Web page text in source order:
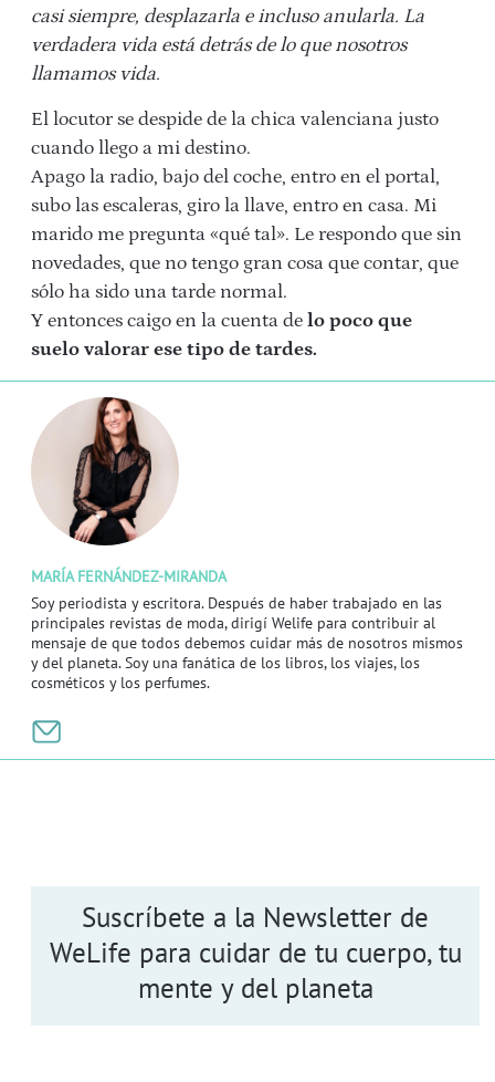
casi siempre, desplazarla e incluso anularla. La
verdadera vida está detrás de lo que nosotros
llamamos vida.
El locutor se despide de la chica valenciana justo
cuando llego a mi destino.
Apago la radio, bajo del coche, entro en el portal,
subo las escaleras, giro la llave, entro en casa. Mi
marido me pregunta «qué tal». Le respondo que sin
novedades, que no tengo gran cosa que contar, que
sólo ha sido una tarde normal.
Y entonces caigo en la cuenta de lo poco que
suelo valorar ese tipo de tardes.
MARÍA FERNÁNDEZ-MIRANDA
Soy periodista y escritora. Después de haber trabajado en las
principales revistas de moda, dirigí Welife para contribuir al
mensaje de que todos debemos cuidar más de nosotros mismos
y del planeta. Soy una fanática de los libros, los viajes, los
cosméticos y los perfumes.
Suscríbete a la Newsletter de
WeLife para cuidar de tu cuerpo, tu
mente y del planeta